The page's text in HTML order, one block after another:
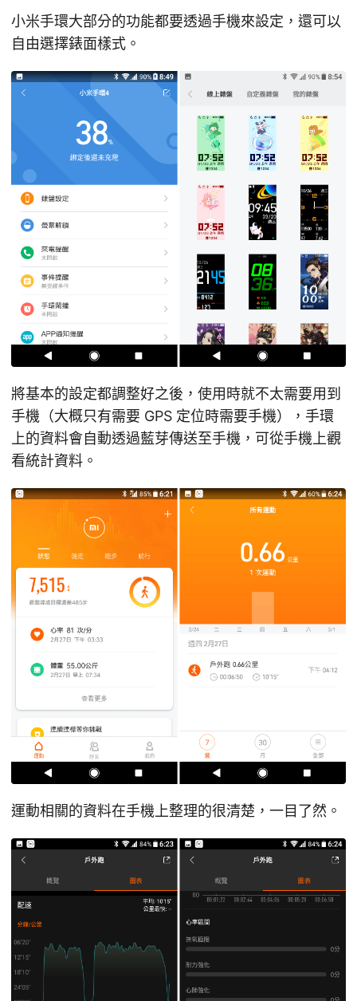
小米手環大部分的功能都要透過手機來設定，還可以
自由選擇錶面樣式。
將基本的設定都調整好之後，使用時就不太需要用到
手機（大概只有需要 GPS 定位時需要手機），手環
上的資料會自動透過藍芽傳送至手機，可從手機上觀
看統計資料。
運動相關的資料在手機上整理的很清楚，一目了然。